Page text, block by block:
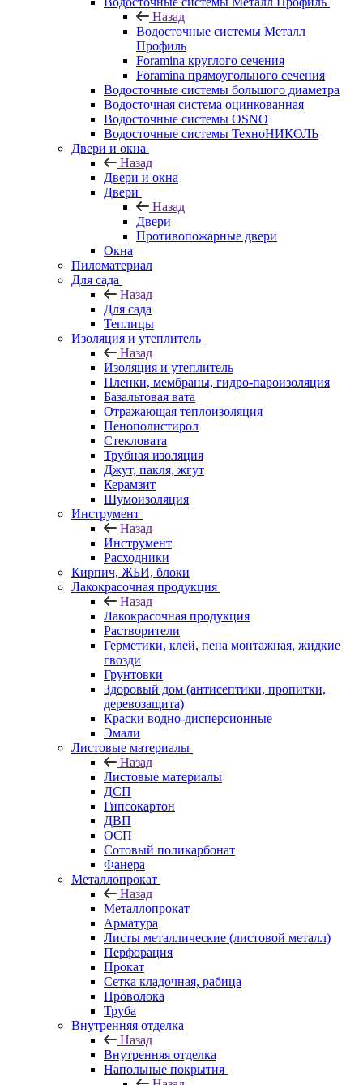
Назад
Водосточные системы Металл
Профиль
Foramina круглого сечения
Foramina прямоугольного сечения
Водосточные системы большого диаметра
Водосточная система оцинкованная
Водосточные системы OSNO
Водосточные системы ТехноНИКОЛЬ
Двери и окна
Назад
Двери и окна
Двери
Назад
Двери
Противопожарные двери
Окна
Пиломатериал
Для сада
Назад
Для сада
Теплицы
Изоляция и утеплитель
Назад
Изоляция и утеплитель
Пленки, мембраны, гидро-пароизоляция
Базальтовая вата
Отражающая теплоизоляция
Пенополистирол
Стекловата
Трубная изоляция
Джут, пакля, жгут
Керамзит
Шумоизоляция
Инструмент
Назад
Инструмент
Расходники
Кирпич, ЖБИ, блоки
Лакокрасочная продукция
Назад
Лакокрасочная продукция
Растворители
Герметики, клей, пена монтажная, жидкие
гвозди
Грунтовки
Здоровый дом (антисептики, пропитки,
деревозащита)
Краски водно-дисперсионные
Эмали
Листовые материалы
Назад
Листовые материалы
ДСП
Гипсокартон
ДВП
ОСП
Сотовый поликарбонат
Фанера
Металлопрокат
Назад
Металлопрокат
Арматура
Листы металлические (листовой металл)
Перфорация
Прокат
Сетка кладочная, рабица
Проволока
Труба
Внутренняя отделка
Назад
Внутренняя отделка
Напольные покрытия